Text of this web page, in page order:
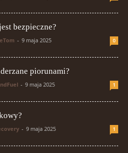
bezpieczne?
- 9 maja 2025 0
piorunami?
- 9 maja 2025 1
- 9 maja 2025 1